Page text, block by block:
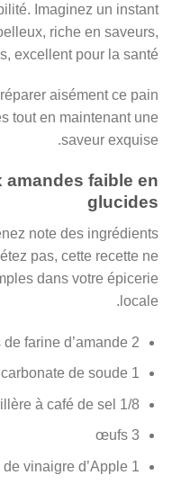
Imaginez un instant
riche en saveurs,
excellent pour la santé.
aisément ce pain
tout en maintenant une
saveur exquise.
amandes faible en
glucides
note des ingrédients
pas, cette recette ne
dans votre épicerie
locale.
2 tasses de farine d’amande
1 cuillère à café de bicarbonate de soude
1/8 de cuillère à café de sel
3 œufs
1 cuillère à café de vinaigre d’Apple